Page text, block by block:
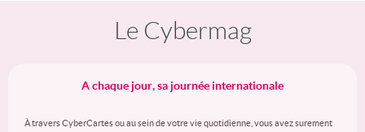
Le Cybermag
A chaque jour, sa journée internationale
À travers CyberCartes ou au sein de votre vie quotidienne, vous avez surement